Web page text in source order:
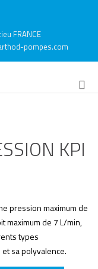
FRANCE
pompes.com
KPI
pression maximum de
maximum de 7 L/min,
types
sa polyvalence.